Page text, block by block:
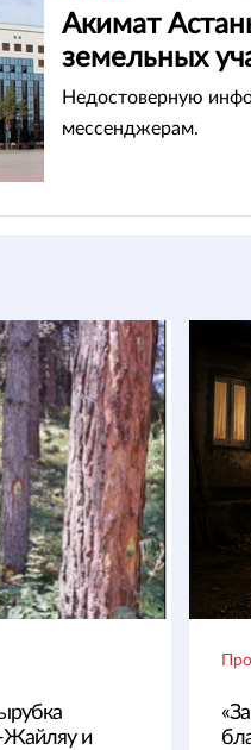
Акимат
земельных
Недостоверную
мессенджерам.
Жайляу и